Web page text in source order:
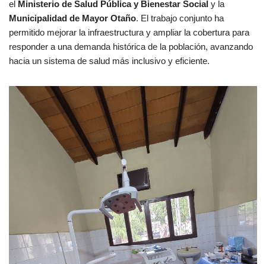
el Ministerio de Salud Pública y Bienestar Social y la
Municipalidad de Mayor Otaño. El trabajo conjunto ha
permitido mejorar la infraestructura y ampliar la cobertura para
responder a una demanda histórica de la población, avanzando
hacia un sistema de salud más inclusivo y eficiente.